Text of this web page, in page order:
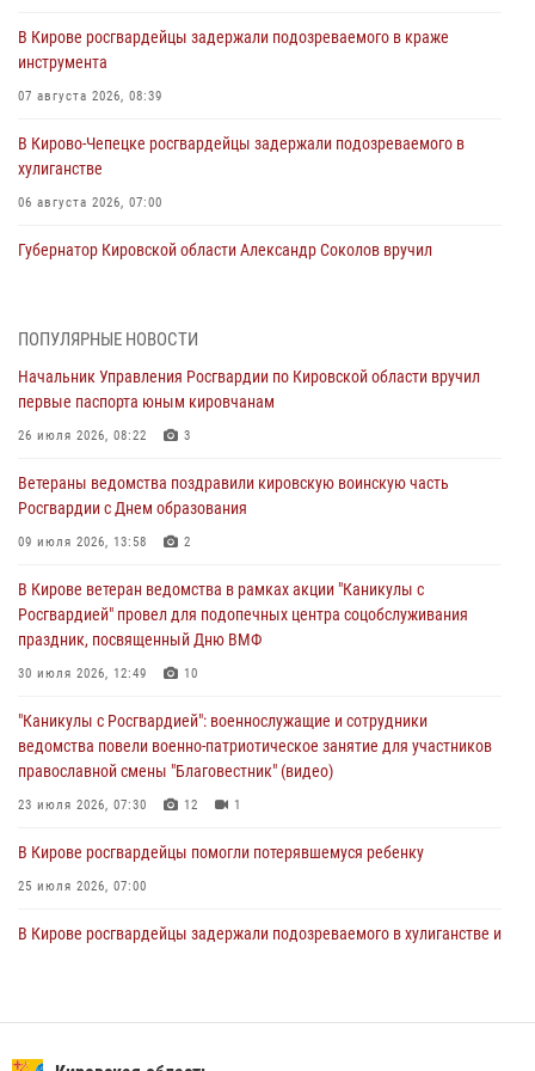
В Кирове росгвардейцы задержали подозреваемого в краже
инструмента
07 августа 2026, 08:39
В Кирово-Чепецке росгвардейцы задержали подозреваемого в
хулиганстве
06 августа 2026, 07:00
Губернатор Кировской области Александр Соколов вручил
поддельной купюры
04 августа 2026, 09:30
03 августа 2026, 09:01
В Кирове росгвардейцы и ветераны ведомства приняли участие в
03 августа 2026, 08:45
В Кирове росгвардейцы задержали подозреваемого в краже из
магазина
ПОПУЛЯРНЫЕ НОВОСТИ
Начальник Управления Росгвардии по Кировской области вручил
первые паспорта юным кировчанам
26 июля 2026, 08:22 3
Ветераны ведомства поздравили кировскую воинскую часть
Росгвардии с Днем образования
09 июля 2026, 13:58 2
В Кирове ветеран ведомства в рамках акции "Каникулы с
Росгвардией" провел для подопечных центра соцобслуживания
праздник, посвященный Дню ВМФ
30 июля 2026, 12:49 10
"Каникулы с Росгвардией": военнослужащие и сотрудники
ведомства повели военно-патриотическое занятие для участников
православной смены "Благовестник" (видео)
23 июля 2026, 07:30 12 1
В Кирове росгвардейцы помогли потерявшемуся ребенку
25 июля 2026, 07:00
В Кирове росгвардейцы задержали подозреваемого в хулиганстве и
вневедомственную охрану и поступления в ведомственные вузы